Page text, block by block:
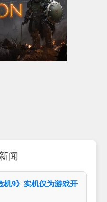
闻
机9》实机仅为游戏开